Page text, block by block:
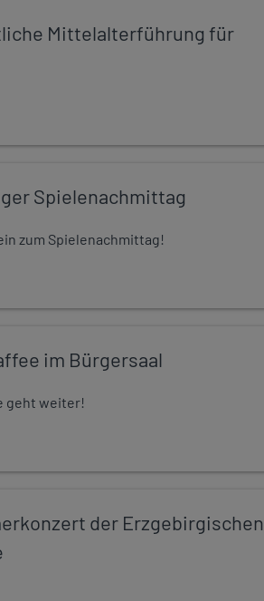
Mittelalterführung für
Spielenachmittag
zum Spielenachmittag!
im Bürgersaal
geht weiter!
der Erzgebirgischen